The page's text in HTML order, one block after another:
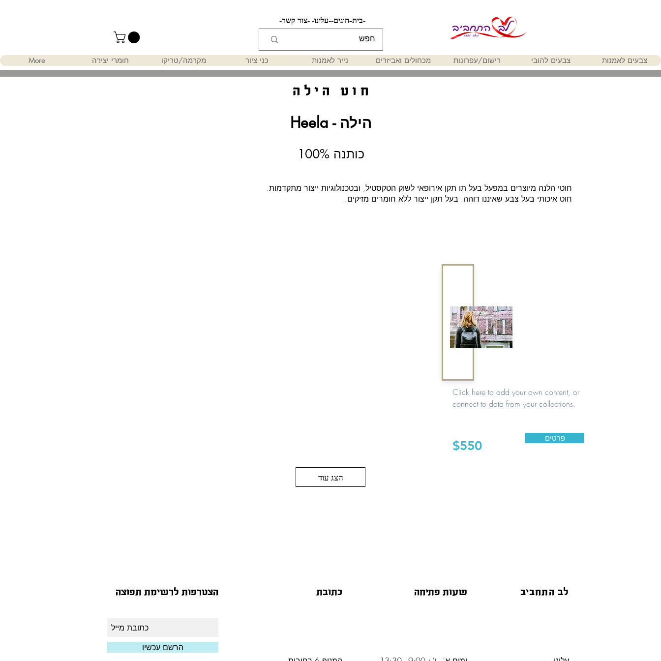
-צור קשר- -עלינו- -חוגים- -בית-
צבעים לאמנות צבעים להובי רישום/עפרונות מכחולים ואביזרים נייר לאמנות כני ציור מקרמה/טריקו חומרי יצירה More
חוט הילה
הילה - Heela
100% כותנה
חוטי הלנה מיוצרים במפעל בעל תו תקן אירופאי לשוק הטקסטיל, ובטכנולוגיות ייצור מתקדמות.
חוט איכותי בעל צבע שאיננו דוהה. בעל תקן ייצור ללא חומרים מזיקים.
Click here to add your own content, or
connect to data from your collections.
$550
פרטים
הצג עוד
הצטרפות לרשימת תפוצה כתובת שעות פתיחה לב התחביב
הרשם עכשיו